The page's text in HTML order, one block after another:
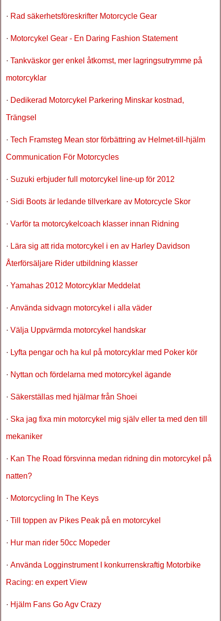
· Rad säkerhetsföreskrifter Motorcycle Gear
· Motorcykel Gear - En Daring Fashion Statement
· Tankväskor ger enkel åtkomst, mer lagringsutrymme på
motorcyklar
· Dedikerad Motorcykel Parkering Minskar kostnad,
Trängsel
· Tech Framsteg Mean stor förbättring av Helmet-till-hjälm
Communication För Motorcycles
· Suzuki erbjuder full motorcykel line-up för 2012
· Sidi Boots är ledande tillverkare av Motorcycle Skor
· Varför ta motorcykelcoach klasser innan Ridning
· Lära sig att rida motorcykel i en av Harley Davidson
Återförsäljare Rider utbildning klasser
· Yamahas 2012 Motorcyklar Meddelat
· Använda sidvagn motorcykel i alla väder
· Välja Uppvärmda motorcykel handskar
· Lyfta pengar och ha kul på motorcyklar med Poker kör
· Nyttan och fördelarna med motorcykel ägande
· Säkerställas med hjälmar från Shoei
· Ska jag fixa min motorcykel mig själv eller ta med den till
mekaniker
· Kan The Road försvinna medan ridning din motorcykel på
natten?
· Motorcycling In The Keys
· Till toppen av Pikes Peak på en motorcykel
· Hur man rider 50cc Mopeder
· Använda Logginstrument I konkurrenskraftig Motorbike
Racing: en expert View
· Hjälm Fans Go Agv Crazy